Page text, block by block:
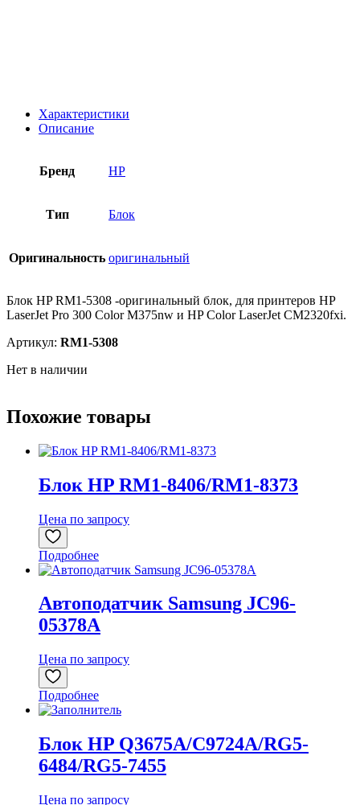
Характеристики
Описание
Бренд HP
Тип Блок
Оригинальность оригинальный
Блок HP RM1-5308 -оригинальный блок, для принтеров HP
LaserJet Pro 300 Color M375nw и HP Color LaserJet CM2320fxi.
Артикул: RM1-5308
Нет в наличии
Похожие товары
Блок HP RM1-8406/RM1-8373
Цена по запросу
Подробнее
Автоподатчик Samsung JC96-
05378A
Цена по запросу
Подробнее
Блок HP Q3675A/C9724A/RG5-
6484/RG5-7455
Цена по запросу